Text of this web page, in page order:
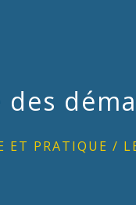
des
ET PRATIQUE /